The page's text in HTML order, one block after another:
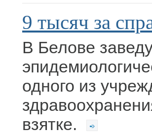
9 тысяч за
В Белове
одного из
взятке.